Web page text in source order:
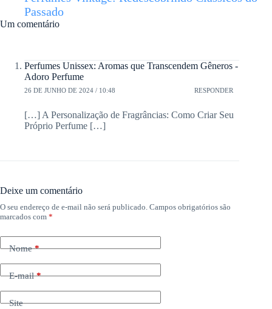
Passado
Um comentário
Perfumes Unissex: Aromas que Transcendem Gêneros -
Adoro Perfume
26 DE JUNHO DE 2024 / 10:48 RESPONDER
[…] A Personalização de Fragrâncias: Como Criar Seu
Próprio Perfume […]
Deixe um comentário
O seu endereço de e-mail não será publicado. Campos obrigatórios são
marcados com *
Nome*
E-mail*
Site